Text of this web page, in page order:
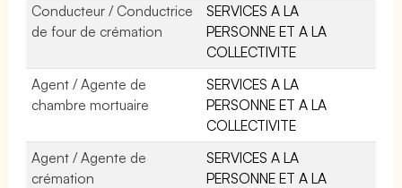
Conducteur / Conductrice
de four de crémation
SERVICES A LA
PERSONNE ET A LA
COLLECTIVITE
Agent / Agente de
chambre mortuaire
SERVICES A LA
PERSONNE ET A LA
COLLECTIVITE
Agent / Agente de
crémation
SERVICES A LA
PERSONNE ET A LA